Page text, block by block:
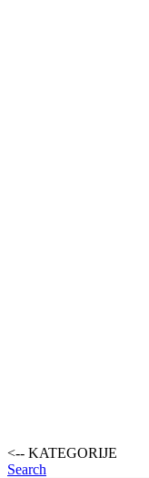
<-- KATEGORIJE
Search